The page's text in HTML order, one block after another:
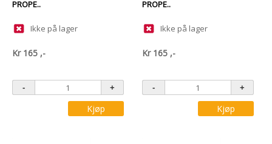
PROPE..
Ikke på lager
Kr 165 ,-
Kjøp
PROPE..
Ikke på lager
Kr 165 ,-
Kjøp